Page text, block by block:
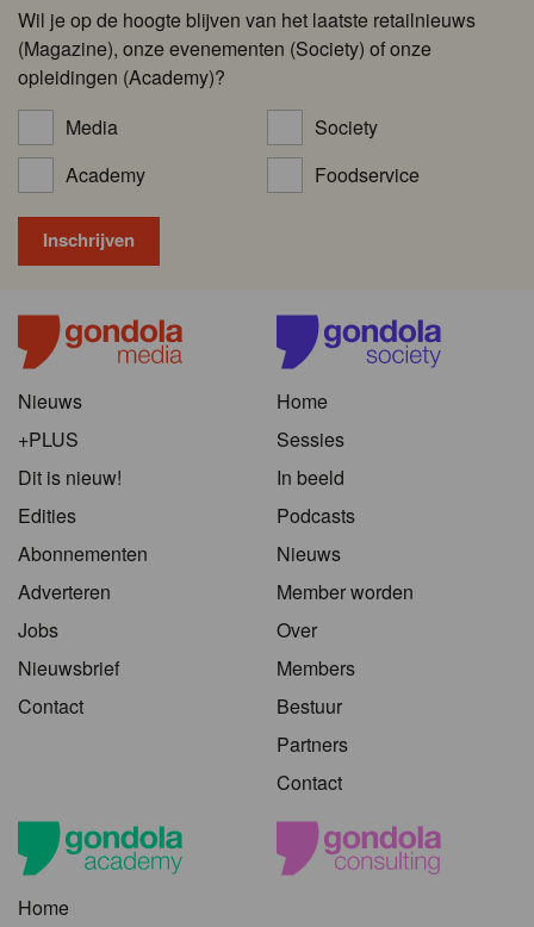
Wil je op de hoogte blijven van het laatste retailnieuws
(Magazine), onze evenementen (Society) of onze
opleidingen (Academy)?
Media
Society
Academy
Foodservice
Nieuws
+PLUS
Dit is nieuw!
Edities
Abonnementen
Adverteren
Jobs
Nieuwsbrief
Contact
Home
Sessies
In beeld
Podcasts
Nieuws
Member worden
Over
Members
Bestuur
Partners
Contact
Home